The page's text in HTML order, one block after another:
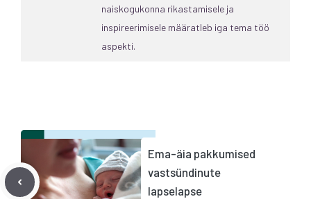
naiskogukonna rikastamisele ja
inspireerimisele määratleb iga tema töö
aspekti.
Ema-äia pakkumised
vastsündinute
lapselapse